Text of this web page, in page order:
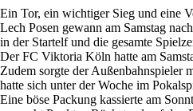
Ein Tor, ein wichtiger Sieg und eine
Lech Posen gewann am Samstag
in der Startelf und die gesamte
Der FC Viktoria Köln hatte am
Zudem sorgte der Außenbahnspieler
hatte sich unter der Woche im
Eine böse Packung kassierte am